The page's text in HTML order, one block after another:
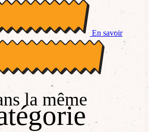
En savoir
la même